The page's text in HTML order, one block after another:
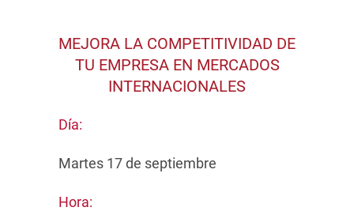
MEJORA LA COMPETITIVIDAD DE
TU EMPRESA EN MERCADOS
INTERNACIONALES
Día:
Martes 17 de septiembre
Hora: